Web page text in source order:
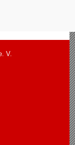
V.